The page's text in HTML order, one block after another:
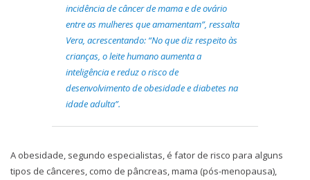
incidência de câncer de mama e de ovário
entre as mulheres que amamentam”, ressalta
Vera, acrescentando: “No que diz respeito às
crianças, o leite humano aumenta a
inteligência e reduz o risco de
desenvolvimento de obesidade e diabetes na
idade adulta”.
A obesidade, segundo especialistas, é fator de risco para alguns
tipos de cânceres, como de pâncreas, mama (pós-menopausa),